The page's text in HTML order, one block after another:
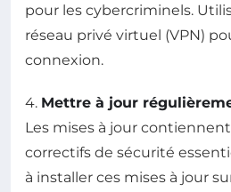
pour les cybercriminels.
réseau privé virtuel (VPN)
connexion.
4. Mettre à jour
Les mises à jour
correctifs de sécurité
à installer ces mises à jour